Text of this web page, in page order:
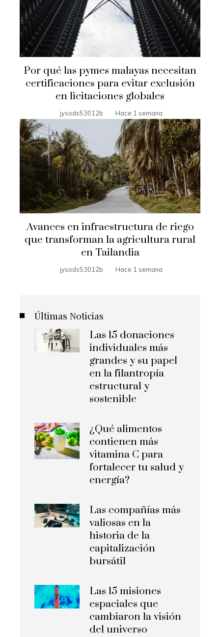
Por qué las pymes malayas necesitan
certificaciones para evitar exclusión
en licitaciones globales
jysods53012b Hace 1 semana
Avances en infraestructura de riego
que transforman la agricultura rural
en Tailandia
jysods53012b Hace 1 semana
Últimas Noticias
Las 15 donaciones
individuales más
grandes y su papel
en la filantropía
estructural y
sostenible
¿Qué alimentos
contienen más
vitamina C para
fortalecer tu salud y
energía?
Las compañías más
valiosas en la
historia de la
capitalización
bursátil
Las 15 misiones
espaciales que
cambiaron la visión
del universo